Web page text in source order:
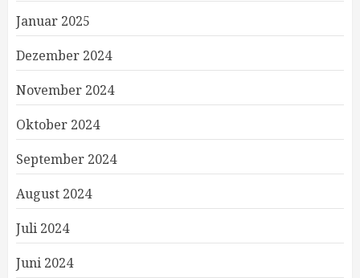
Januar 2025
Dezember 2024
November 2024
Oktober 2024
September 2024
August 2024
Juli 2024
Juni 2024